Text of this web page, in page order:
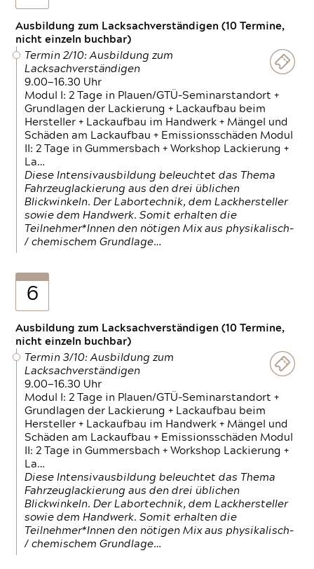
Ausbildung zum Lacksachverständigen (10 Termine,
nicht einzeln buchbar)
Termin 2/10: Ausbildung zum
Lacksachverständigen
9.00—16.30 Uhr
Modul I: 2 Tage in Plauen/GTÜ-Seminarstandort +
Grundlagen der Lackierung + Lackaufbau beim
Hersteller + Lackaufbau im Handwerk + Mängel und
Schäden am Lackaufbau + Emissionsschäden Modul
II: 2 Tage in Gummersbach + Workshop Lackierung +
La…
Diese Intensivausbildung beleuchtet das Thema
Fahrzeuglackierung aus den drei üblichen
Blickwinkeln. Der Labortechnik, dem Lackhersteller
sowie dem Handwerk. Somit erhalten die
Teilnehmer*Innen den nötigen Mix aus physikalisch-
/ chemischem Grundlage…
6
Ausbildung zum Lacksachverständigen (10 Termine,
nicht einzeln buchbar)
Termin 3/10: Ausbildung zum
Lacksachverständigen
9.00—16.30 Uhr
Modul I: 2 Tage in Plauen/GTÜ-Seminarstandort +
Grundlagen der Lackierung + Lackaufbau beim
Hersteller + Lackaufbau im Handwerk + Mängel und
Schäden am Lackaufbau + Emissionsschäden Modul
II: 2 Tage in Gummersbach + Workshop Lackierung +
La…
Diese Intensivausbildung beleuchtet das Thema
Fahrzeuglackierung aus den drei üblichen
Blickwinkeln. Der Labortechnik, dem Lackhersteller
sowie dem Handwerk. Somit erhalten die
Teilnehmer*Innen den nötigen Mix aus physikalisch-
/ chemischem Grundlage…